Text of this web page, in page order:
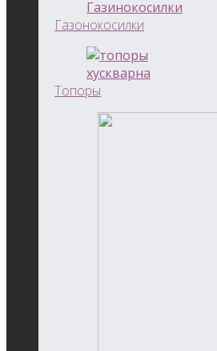
Газонокосилки
Топоры